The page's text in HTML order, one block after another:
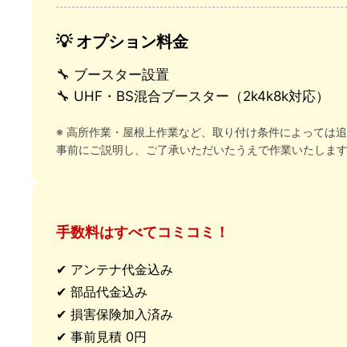
💡 オプション料金
🔧 ブースター設置
🔧 UHF・BS混合ブースター（2k4k8k対応）
※ 高所作業・屋根上作業など、取り付け条件によっては
事前にご説明し、ご了承いただいたうえで作業いたしま
手数料はすべてコミコミ！
✔ アンテナ代金込み
✔ 部品代金込み
✔ 損害保険加入済み
✔ 事前見積 0円